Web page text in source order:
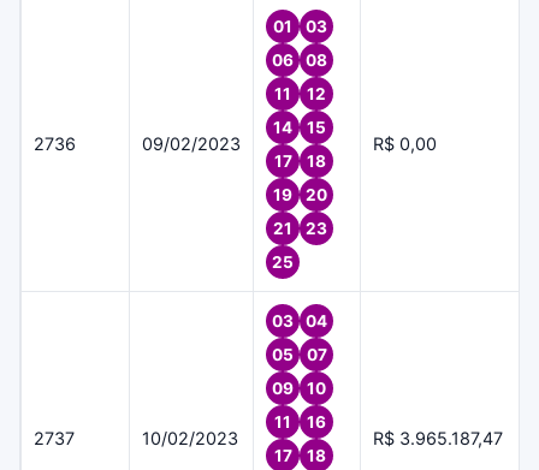
2736 09/02/2023
01
03
06
08
11
12
14
15
17
18
19
20
21
23
25
R$ 0,00
2737 10/02/2023
03
04
05
07
09
10
11
16
17
18
R$ 3.965.187,47